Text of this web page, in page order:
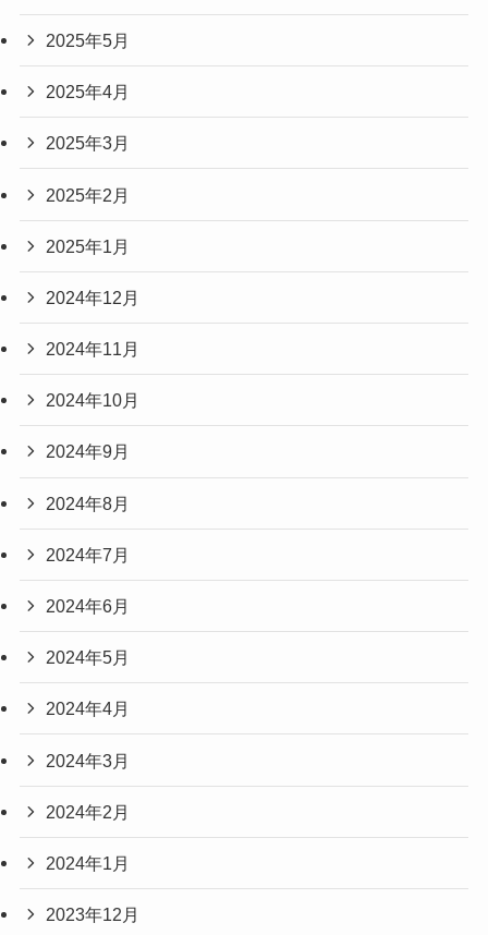
2025年5月
2025年4月
2025年3月
2025年2月
2025年1月
2024年12月
2024年11月
2024年10月
2024年9月
2024年8月
2024年7月
2024年6月
2024年5月
2024年4月
2024年3月
2024年2月
2024年1月
2023年12月